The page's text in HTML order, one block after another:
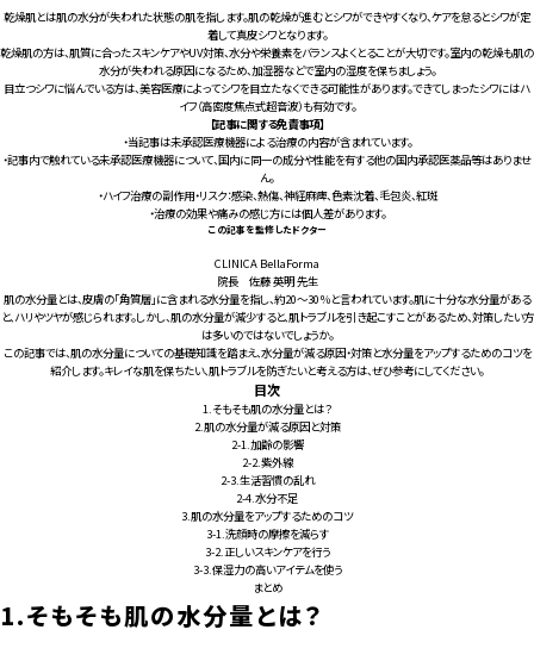
乾燥肌とは肌の水分が失われた状態の肌を指します。肌の乾燥が進むとシワができやすくなり、ケアを怠るとシワが定
着して真皮シワとなります。
乾燥肌の方は、肌質に合ったスキンケアやUV対策、水分や栄養素をバランスよくとることが大切です。室内の乾燥も肌の
水分が失われる原因になるため、加湿器などで室内の湿度を保ちましょう。
目立つシワに悩んでいる方は、美容医療によってシワを目立たなくできる可能性があります。できてしまったシワにはハ
イフ（高密度焦点式超音波）も有効です。
【記事に関する免責事項】
・当記事は未承認医療機器による治療の内容が含まれています。
・記事内で触れている未承認医療機器について、国内に同一の成分や性能を有する他の国内承認医薬品等はありませ
ん。
・ハイフ治療の副作用・リスク：感染、熱傷、神経麻痺、色素沈着、毛包炎、紅斑
・治療の効果や痛みの感じ方には個人差があります。
この記事を監修したドクター
CLINICA BellaForma
院長 佐藤 英明 先生
肌の水分量とは、皮膚の「角質層」に含まれる水分量を指し、約20～30％と言われています。肌に十分な水分量がある
と、ハリやツヤが感じられます。しかし、肌の水分量が減少すると、肌トラブルを引き起こすことがあるため、対策したい方
は多いのではないでしょうか。
この記事では、肌の水分量についての基礎知識を踏まえ、水分量が減る原因・対策と水分量をアップするためのコツを
紹介します。キレイな肌を保ちたい、肌トラブルを防ぎたいと考える方は、ぜひ参考にしてください。
目次
1. そもそも肌の水分量とは？
2. 肌の水分量が減る原因と対策
2-1. 加齢の影響
2-2. 紫外線
2-3. 生活習慣の乱れ
2-4. 水分不足
3. 肌の水分量をアップするためのコツ
3-1. 洗顔時の摩擦を減らす
3-2. 正しいスキンケアを行う
3-3. 保湿力の高いアイテムを使う
まとめ
1.そもそも肌の水分量とは？